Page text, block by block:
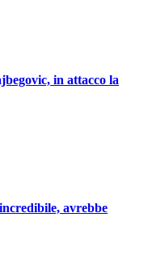
in attacco la
avrebbe